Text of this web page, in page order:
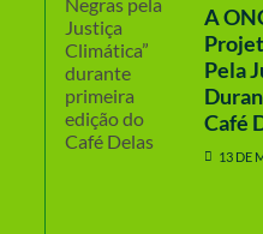
A
Pela
Café
13 DE